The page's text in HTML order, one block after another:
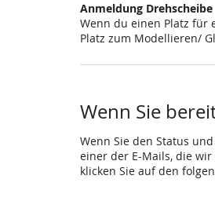
Anmeldung Drehscheibe
Wenn du einen Platz für
Platz zum Modellieren/
Wenn Sie
Wenn Sie den Status
einer der E-Mails, die
klicken Sie auf den